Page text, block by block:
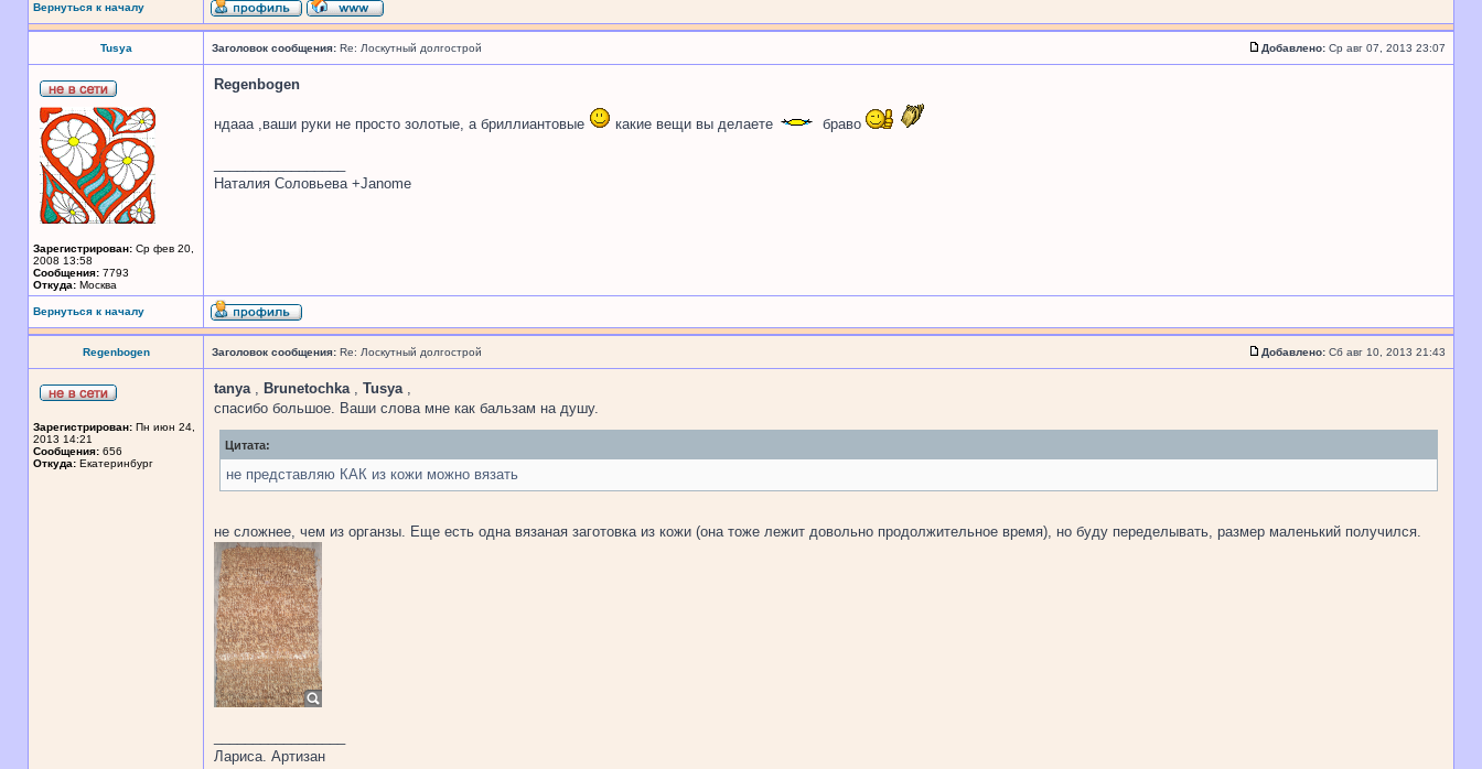
Вернуться к началу
Tusya Заголовок сообщения: Re: Лоскутный долгострой Добавлено: Ср авг 07, 2013 23:07
Зарегистрирован: Ср фев 20,
2008 13:58
Сообщения: 7793
Откуда: Москва
Regenbogen
ндааа ,ваши руки не просто золотые, а бриллиантовые какие вещи вы делаете браво
Наталия Соловьева +Janome
Вернуться к началу
Regenbogen Заголовок сообщения: Re: Лоскутный долгострой Добавлено: Сб авг 10, 2013 21:43
Зарегистрирован: Пн июн 24,
2013 14:21
Сообщения: 656
Откуда: Екатеринбург
tanya , Brunetochka , Tusya ,
спасибо большое. Ваши слова мне как бальзам на душу.
Цитата:
не представляю КАК из кожи можно вязать
не сложнее, чем из органзы. Еще есть одна вязаная заготовка из кожи (она тоже лежит довольно продолжительное время), но буду переделывать, размер маленький получился.
Лариса. Артизан